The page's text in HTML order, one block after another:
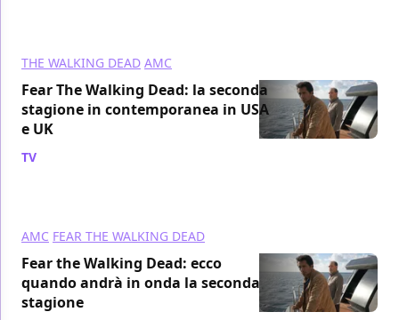
THE WALKING DEAD AMC
Fear The Walking Dead: la seconda
stagione in contemporanea in USA
e UK
TV
AMC FEAR THE WALKING DEAD
Fear the Walking Dead: ecco
quando andrà in onda la seconda
stagione